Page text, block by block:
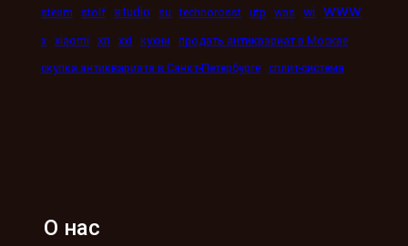
steam stolf studio su technorosst utp was wi www
x xiaomi xn xxi кухни
продать антиквариат в Москве
скупка антиквариата в Санкт-Петербурге сплит-система
О нас